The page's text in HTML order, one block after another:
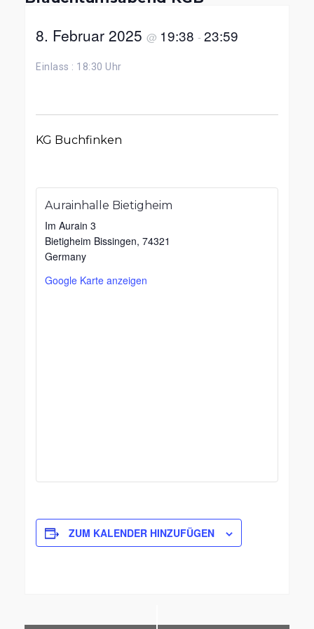
8. Februar 2025 @ 19:38 - 23:59
Einlass : 18:30 Uhr
KG Buchfinken
Aurainhalle Bietigheim
Im Aurain 3
Bietigheim Bissingen, 74321
Germany
Google Karte anzeigen
ZUM KALENDER HINZUFÜGEN